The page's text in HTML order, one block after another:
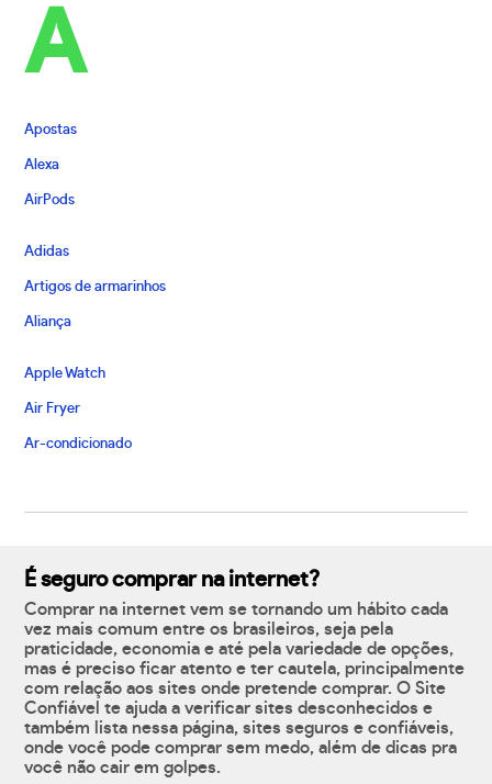
A
Apostas
Alexa
AirPods
Adidas
Artigos de armarinhos
Aliança
Apple Watch
Air Fryer
Ar-condicionado
É seguro comprar na internet?
Comprar na internet vem se tornando um hábito cada
vez mais comum entre os brasileiros, seja pela
praticidade, economia e até pela variedade de opções,
mas é preciso ficar atento e ter cautela, principalmente
com relação aos sites onde pretende comprar. O Site
Confiável te ajuda a verificar sites desconhecidos e
também lista nessa página, sites seguros e confiáveis,
onde você pode comprar sem medo, além de dicas pra
você não cair em golpes.